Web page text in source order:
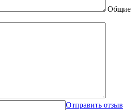
Общие
Отправить отзыв